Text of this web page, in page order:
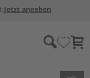
Jetzt angeben